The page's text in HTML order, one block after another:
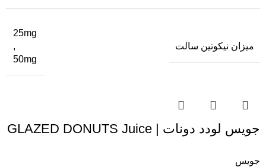
میزان نیکوتین سالت
25mg
,
50mg
جویس لودد دونات | GLAZED DONUTS Juice
جویس